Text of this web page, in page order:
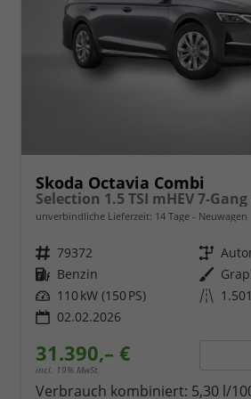
Skoda Octavia Combi
Selection 1.5 TSI mHEV 7-Gang
unverbindliche Lieferzeit: 14 Tage Neuwagen
Fahrzeugnr. 79372 Getriebe
Kraftstoff Benzin Außenfarbe
Leistung 110 kW (150 PS) Kilometerstand
02.02.2026
31.390,– €
incl. 19% MwSt.
Verbrauch kombiniert: 5,30 l/